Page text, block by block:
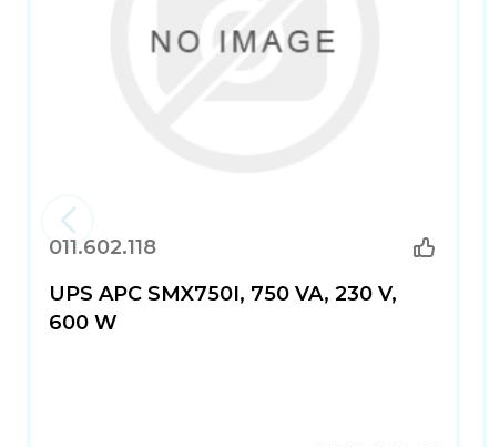
011.602.118
UPS APC SMX750I, 750 VA, 230 V,
600 W